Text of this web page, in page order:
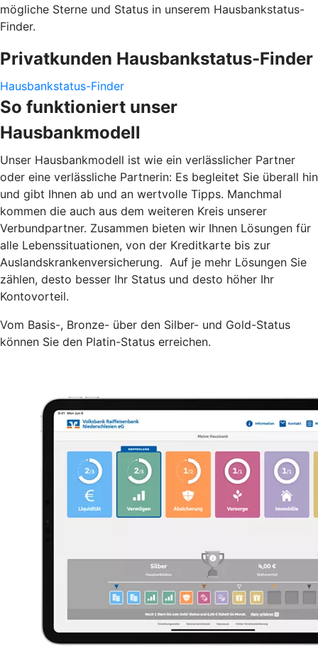
mögliche Sterne und Status in unserem Hausbankstatus-
Finder.
Privatkunden Hausbankstatus-Finder
Hausbankstatus-Finder
So funktioniert unser
Hausbankmodell
Unser Hausbankmodell ist wie ein verlässlicher Partner
oder eine verlässliche Partnerin: Es begleitet Sie überall hin
und gibt Ihnen ab und an wertvolle Tipps. Manchmal
kommen die auch aus dem weiteren Kreis unserer
Verbundpartner. Zusammen bieten wir Ihnen Lösungen für
alle Lebenssituationen, von der Kreditkarte bis zur
Auslandskrankenversicherung. Auf je mehr Lösungen Sie
zählen, desto besser Ihr Status und desto höher Ihr
Kontovorteil.
Vom Basis-, Bronze- über den Silber- und Gold-Status
können Sie den Platin-Status erreichen.